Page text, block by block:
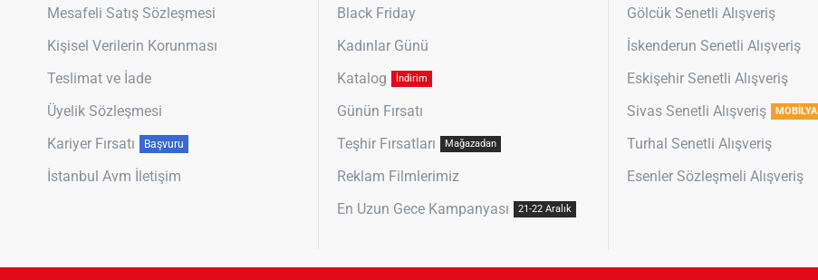
Mesafeli Satış Sözleşmesi
Kişisel Verilerin Korunması
Teslimat ve İade
Üyelik Sözleşmesi
Kariyer Fırsatı
Başvuru
İstanbul Avm İletişim
Black Friday
Kadınlar Günü
Katalog
İndirim
Günün Fırsatı
Teşhir Fırsatları
Mağazadan
Reklam Filmlerimiz
En Uzun Gece Kampanyası
21-22 Aralık
Gölcük Senetli Alışveriş
İskenderun Senetli Alışveriş
Eskişehir Senetli Alışveriş
Sivas Senetli Alışveriş
MOBİLYA
Turhal Senetli Alışveriş
Esenler Sözleşmeli Alışveriş